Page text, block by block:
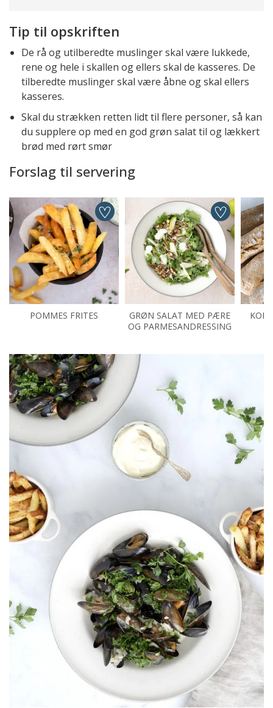
Tip til opskriften
De rå og utilberedte muslinger skal være lukkede,
rene og hele i skallen og ellers skal de kasseres. De
tilberedte muslinger skal være åbne og skal ellers
kasseres.
Skal du strækken retten lidt til flere personer, så kan
du supplere op med en god grøn salat til og lækkert
brød med rørt smør
Forslag til servering
POMMES FRITES
GRØN SALAT MED PÆRE
OG PARMESANDRESSING